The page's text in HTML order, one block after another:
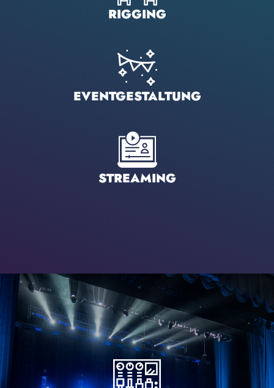
RIGGING
EVENTGESTALTUNG
STREAMING
Durch Vorplanung und Simulation sind wir bestens
gerüstet für Ihre Veranstaltung. Ob einfache